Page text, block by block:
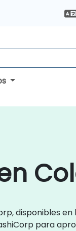
disponibles
para